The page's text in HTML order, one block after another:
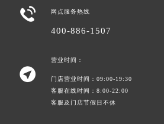
浙江省丽水市莲都区解放街宝玑售后
浙江省舟山市定海区解放东路宝玑售
 网点服务热线
400-886-1507

营业时间：
门店营业时间：09:00-19:30
客服在线时间：8:00-22:00
客服及门店节假日不休